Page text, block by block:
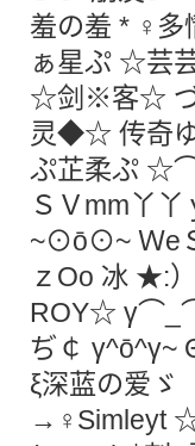
羞の羞 * ♀多
ぁ星ぷ ☆芸
☆剑※客☆
灵◆☆ 传奇
ぷ芷柔ぷ
ＳＶmm丫
~⊙ō⊙~ Ｗe
ｚОo 冰 ★:
ROY☆
ぢ￠
ξ深蓝の爱
→♀Simleyt